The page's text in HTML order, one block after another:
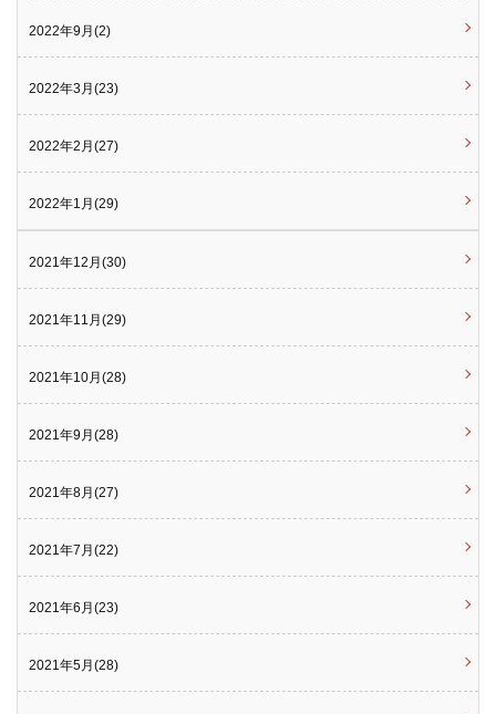
2022年9月(2)
2022年3月(23)
2022年2月(27)
2022年1月(29)
2021年12月(30)
2021年11月(29)
2021年10月(28)
2021年9月(28)
2021年8月(27)
2021年7月(22)
2021年6月(23)
2021年5月(28)